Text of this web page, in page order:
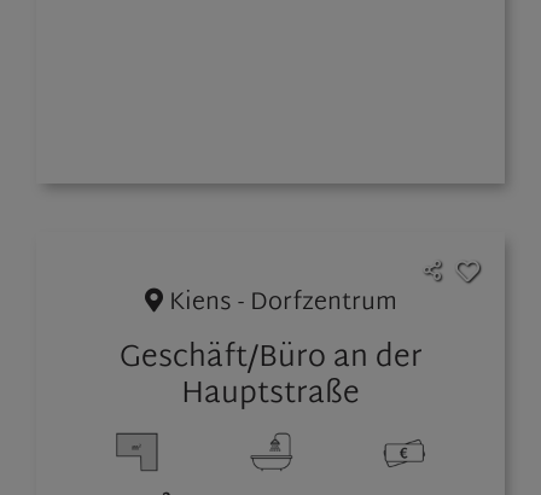
Kiens - Dorfzentrum
Geschäft/Büro an der
Hauptstraße